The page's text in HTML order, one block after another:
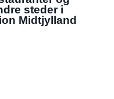
steder i
Midtjylland